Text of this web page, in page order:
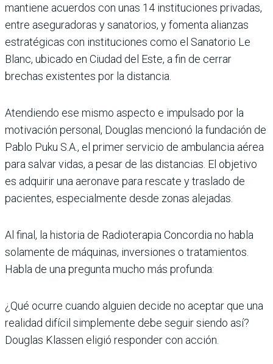
mantiene acuerdos con unas 14 instituciones privadas,
entre aseguradoras y sanatorios, y fomenta alianzas
estratégicas con instituciones como el Sanatorio Le
Blanc, ubicado en Ciudad del Este, a fin de cerrar
brechas existentes por la distancia.
Atendiendo ese mismo aspecto e impulsado por la
motivación personal, Douglas mencionó la fundación de
Pablo Puku S.A., el primer servicio de ambulancia aérea
para salvar vidas, a pesar de las distancias. El objetivo
es adquirir una aeronave para rescate y traslado de
pacientes, especialmente desde zonas alejadas.
Al final, la historia de Radioterapia Concordia no habla
solamente de máquinas, inversiones o tratamientos.
Habla de una pregunta mucho más profunda:
¿Qué ocurre cuando alguien decide no aceptar que una
realidad difícil simplemente debe seguir siendo así?
Douglas Klassen eligió responder con acción.